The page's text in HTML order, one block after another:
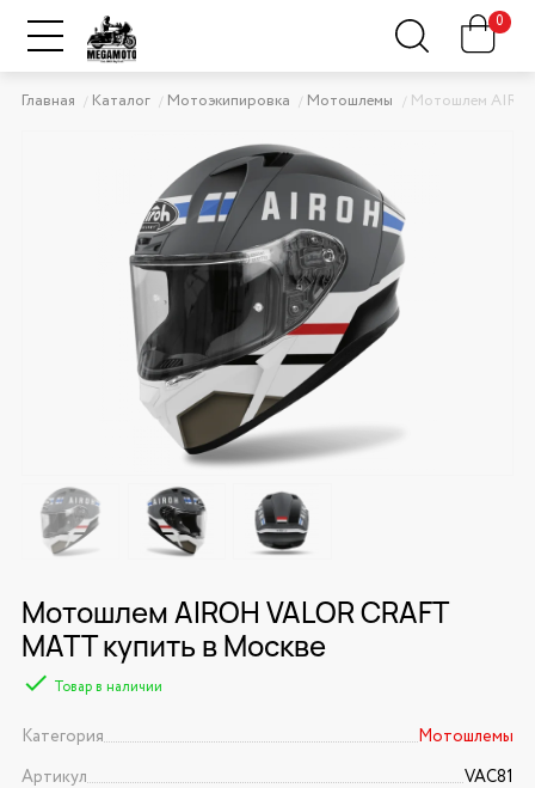
0
Главная Каталог Мотоэкипировка Мотошлемы Мотошлем
Мотошлем AIROH VALOR CRAFT
MATT купить в Москве
Товар в наличии
Категория
Мотошлемы
Артикул
VAC81